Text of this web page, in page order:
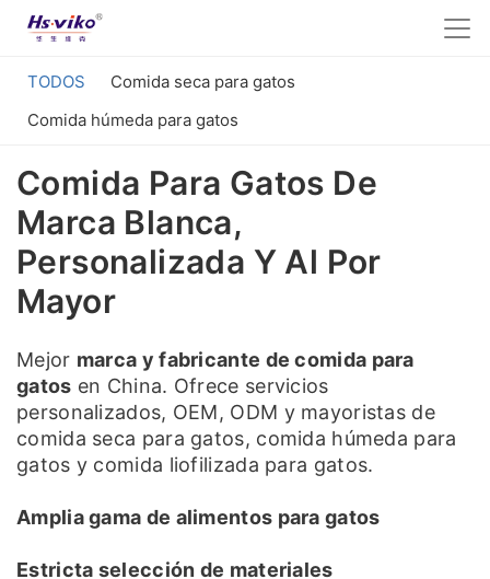
TODOS
Comida seca para gatos
Comida húmeda para gatos
Comida Para Gatos De
Marca Blanca,
Personalizada Y Al Por
Mayor
Mejor marca y fabricante de comida para
gatos en China. Ofrece servicios
personalizados, OEM, ODM y mayoristas de
comida seca para gatos, comida húmeda para
gatos y comida liofilizada para gatos.
Amplia gama de alimentos para gatos
Estricta selección de materiales